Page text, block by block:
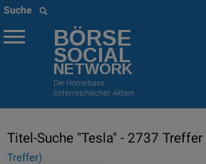
Suche
BÖRSE
SOCIAL
NETWORK
Die Homebase
österreichischer Aktien
Titel-Suche "Tesla" - 2737 Treffer
Treffer)